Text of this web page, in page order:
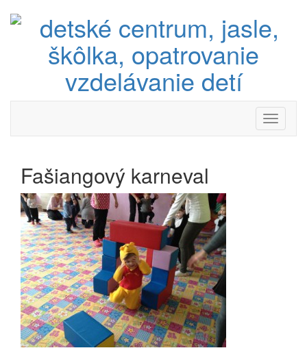
Toggle
Fašiangový karneval